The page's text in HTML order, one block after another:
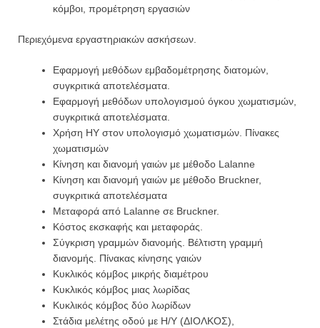
κόμβοι, προμέτρηση εργασιών
Περιεχόμενα εργαστηριακών ασκήσεων.
Εφαρμογή μεθόδων εμβαδομέτρησης διατομών,
συγκριτικά αποτελέσματα.
Εφαρμογή μεθόδων υπολογισμού όγκου χωματισμών,
συγκριτικά αποτελέσματα.
Χρήση ΗΥ στον υπολογισμό χωματισμών. Πίνακες
χωματισμών
Κίνηση και διανομή γαιών με μέθοδο Lalanne
Κίνηση και διανομή γαιών με μέθοδο Bruckner,
συγκριτικά αποτελέσματα
Μεταφορά από Lalanne σε Bruckner.
Κόστος εκσκαφής και μεταφοράς.
Σύγκριση γραμμών διανομής. Βέλτιστη γραμμή
διανομής. Πίνακας κίνησης γαιών
Κυκλικός κόμβος μικρής διαμέτρου
Κυκλικός κόμβος μιας λωρίδας
Κυκλικός κόμβος δύο λωρίδων
Στάδια μελέτης οδού με Η/Υ (ΔΙΟΛΚΟΣ),